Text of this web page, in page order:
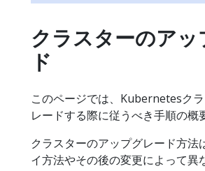
クラスターのアッ
ド
このページでは、Kubernetesク
レードする際に従うべき手順の概
クラスターのアップグレード方法
イ方法やその後の変更によって異